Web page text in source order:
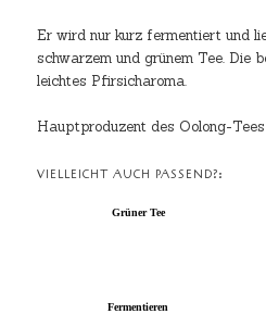
Er wird nur kurz fermentiert und
schwarzem und grünem Tee. Die
leichtes Pfirsicharoma.
Hauptproduzent des Oolong-
VIELLEICHT AUCH PASSEND?:
Grüner Tee
Fermentieren